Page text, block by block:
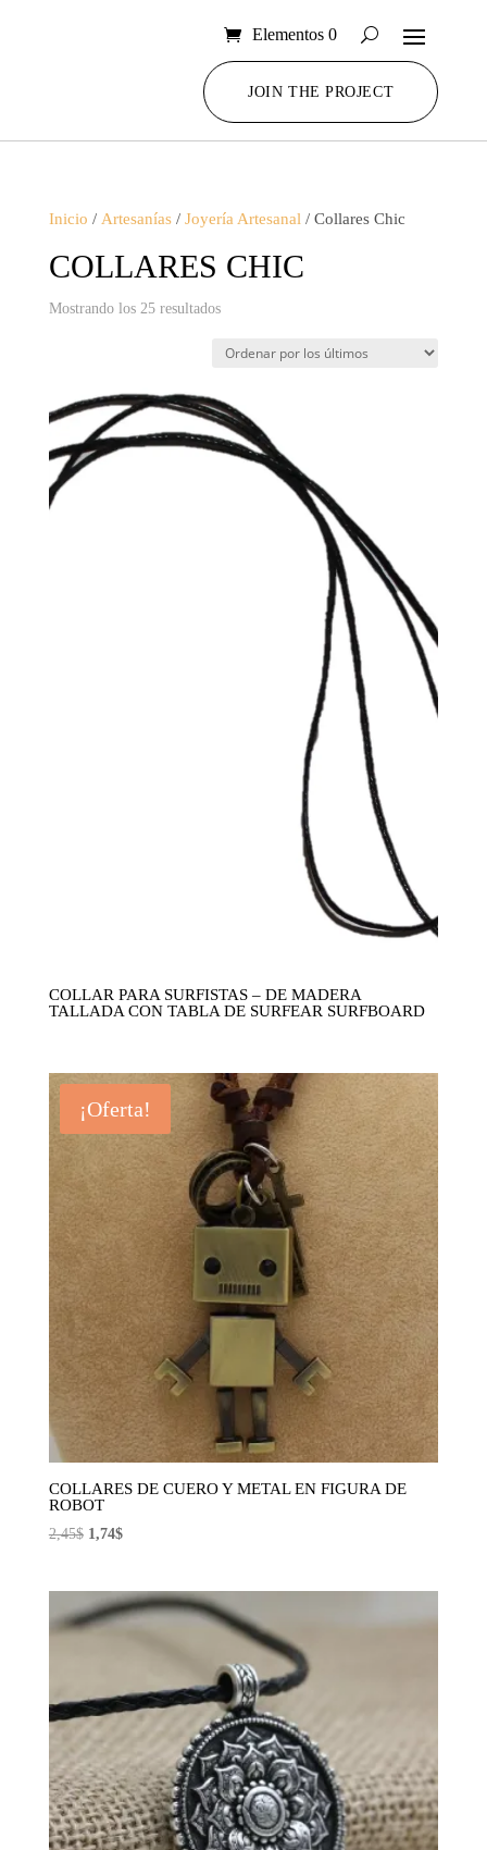
Elementos 0
JOIN THE PROJECT
Inicio / Artesanías/ Joyería Artesanal / Collares Chic
COLLARES CHIC
Mostrando los 25 resultadosOrdenado
últimos
COLLAR PARA SURFISTAS – DE MADERA
TALLADA CON TABLA DE SURFEAR SURFBOARD
¡Oferta!
COLLARES DE CUERO Y METAL EN FIGURA DE
ROBOT
2,45$ El
era:
2,45$.
1,74$El
es: